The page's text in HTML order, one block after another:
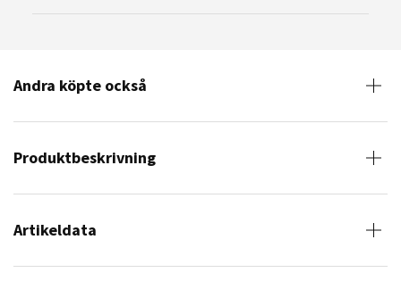
Andra köpte också
Produktbeskrivning
Artikeldata